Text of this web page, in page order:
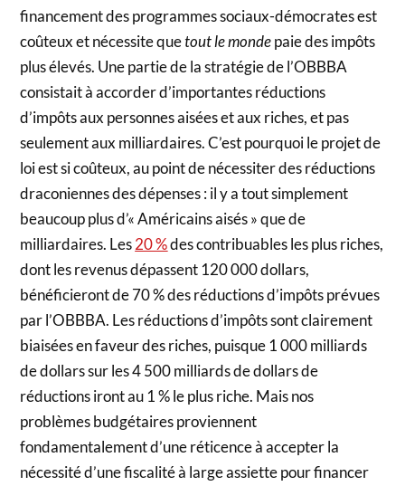
financement des programmes sociaux-démocrates est
coûteux et nécessite quetout le mondepaie des impôts
plus élevés. Une partie de la stratégie de l’OBBBA
consistait à accorder d’importantes réductions
d’impôts aux personnes aisées et aux riches, et pas
seulement aux milliardaires. C’est pourquoi le projet de
loi est si coûteux, au point de nécessiter des réductions
draconiennes des dépenses : il y a tout simplement
beaucoup plus d’« Américains aisés » que de
milliardaires. Les20 %des contribuables les plus riches,
dont les revenus dépassent 120 000 dollars,
bénéficieront de 70 % des réductions d’impôts prévues
par l’OBBBA. Les réductions d’impôts sont clairement
biaisées en faveur des riches, puisque 1 000 milliards
de dollars sur les 4 500 milliards de dollars de
réductions iront au 1 % le plus riche. Mais nos
problèmes budgétaires proviennent
fondamentalement d’une réticence à accepter la
nécessité d’une fiscalité à large assiette pour financer